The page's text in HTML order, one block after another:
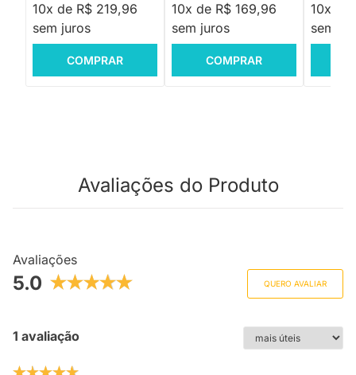
10x de R$ 219,96
sem juros
COMPRAR
10x de R$ 169,96
sem juros
COMPRAR
10x de
sem
Avaliações do Produto
Avaliações
5.0 QUERO AVALIAR
1 avaliação